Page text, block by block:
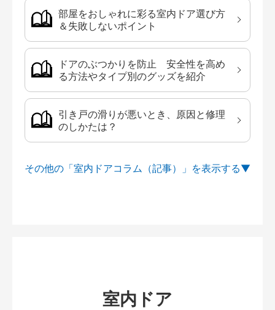
部屋をおしゃれに彩る室内ドア選び方
＆失敗しないポイント
ドアのぶつかりを防止 安全性を高め
る方法やタイプ別のグッズを紹介
引き戸の滑りが悪いとき、原因と修理
のしかたは？
その他の「室内ドアコラム（記事）」を
室内ドア